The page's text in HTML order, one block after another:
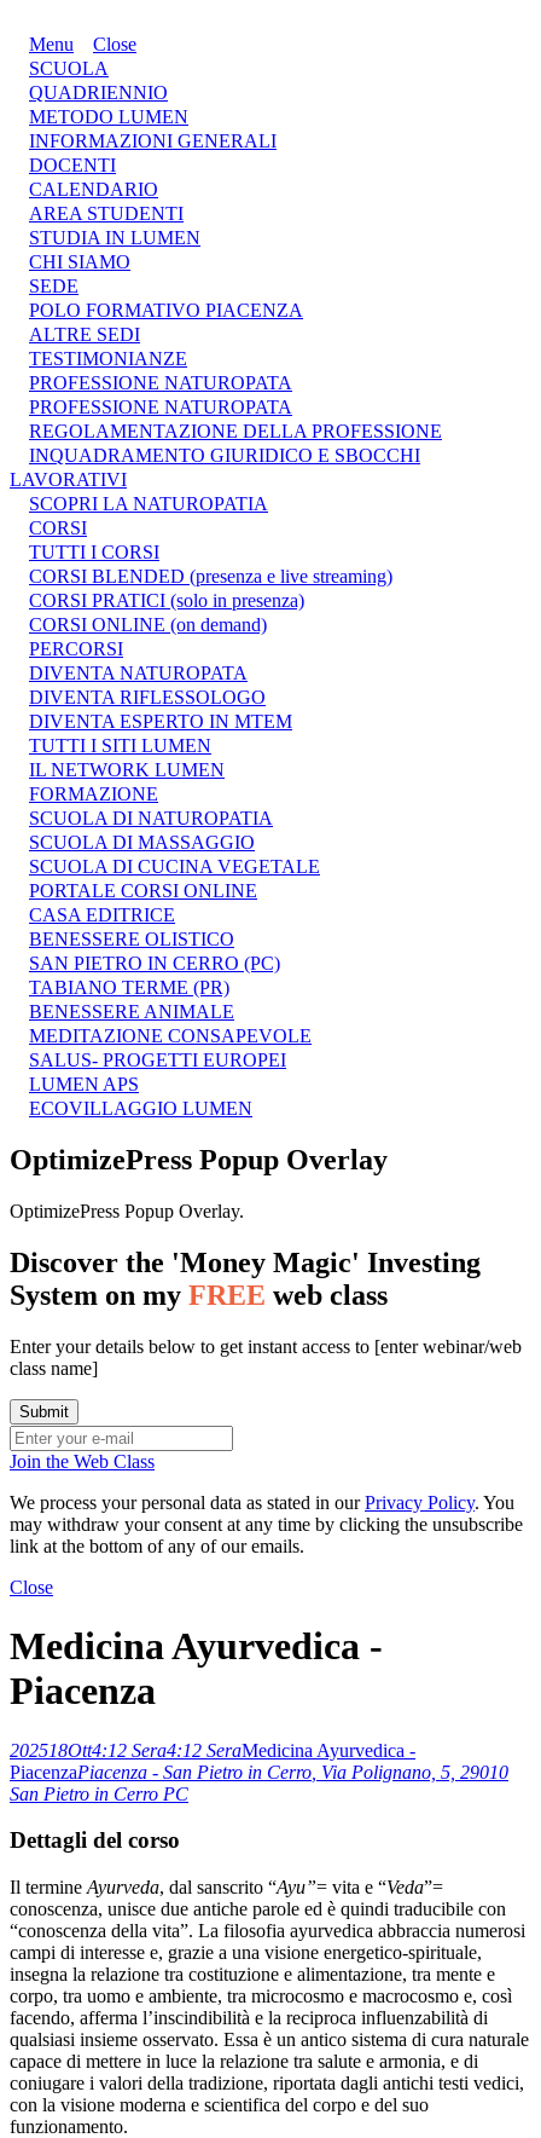
Menu
Close
SCUOLA
QUADRIENNIO
METODO LUMEN
INFORMAZIONI GENERALI
DOCENTI
CALENDARIO
AREA STUDENTI
STUDIA IN LUMEN
CHI SIAMO
SEDE
POLO FORMATIVO PIACENZA
ALTRE SEDI
TESTIMONIANZE
PROFESSIONE NATUROPATA
PROFESSIONE NATUROPATA
REGOLAMENTAZIONE DELLA PROFESSIONE
INQUADRAMENTO GIURIDICO E SBOCCHI
LAVORATIVI
SCOPRI LA NATUROPATIA
CORSI
TUTTI I CORSI
CORSI BLENDED (presenza e live streaming)
CORSI PRATICI (solo in presenza)
CORSI ONLINE (on demand)
PERCORSI
DIVENTA NATUROPATA
DIVENTA RIFLESSOLOGO
DIVENTA ESPERTO IN MTEM
TUTTI I SITI LUMEN
IL NETWORK LUMEN
FORMAZIONE
SCUOLA DI NATUROPATIA
SCUOLA DI MASSAGGIO
SCUOLA DI CUCINA VEGETALE
PORTALE CORSI ONLINE
CASA EDITRICE
BENESSERE OLISTICO
SAN PIETRO IN CERRO (PC)
TABIANO TERME (PR)
BENESSERE ANIMALE
MEDITAZIONE CONSAPEVOLE
SALUS- PROGETTI EUROPEI
LUMEN APS
ECOVILLAGGIO LUMEN
OptimizePress Popup Overlay
OptimizePress Popup Overlay.
Discover the 'Money Magic' Investing
System on my FREE web class
Enter your details below to get instant access to [enter webinar/web
class name]
Join the Web Class
We process your personal data as stated in ourPrivacy Policy. You
may withdraw your consent at any time by clicking the unsubscribe
link at the bottom of any of our emails.
Close
Medicina Ayurvedica -
Piacenza
202518Ott4:12 Sera4:12 SeraMedicina Ayurvedica -
PiacenzaPiacenza - San Pietro in Cerro , Via Polignano, 5, 29010
San Pietro in Cerro PC
Dettagli del corso
Il termine Ayurveda, dal sanscrito “Ayu”= vita e “Veda”=
conoscenza, unisce due antiche parole ed è quindi traducibile con
“conoscenza della vita”. La filosofia ayurvedica abbraccia numerosi
campi di interesse e, grazie a una visione energetico-spirituale,
insegna la relazione tra costituzione e alimentazione, tra mente e
corpo, tra uomo e ambiente, tra microcosmo e macrocosmo e, così
facendo, afferma l’inscindibilità e la reciproca influenzabilità di
qualsiasi insieme osservato. Essa è un antico sistema di cura naturale
capace di mettere in luce la relazione tra salute e armonia, e di
coniugare i valori della tradizione, riportata dagli antichi testi vedici,
con la visione moderna e scientifica del corpo e del suo
funzionamento.